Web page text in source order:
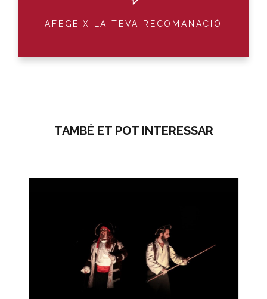
AFEGEIX LA TEVA RECOMANACIÓ
TAMBÉ ET POT INTERESSAR